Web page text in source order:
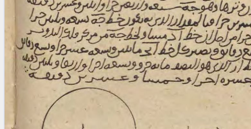
Latin Works
Latin Manuscripts
Latin Early Prints
Images
beta Glossary